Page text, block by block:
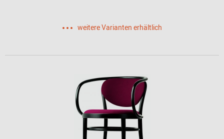
weitere Varianten erhältlich